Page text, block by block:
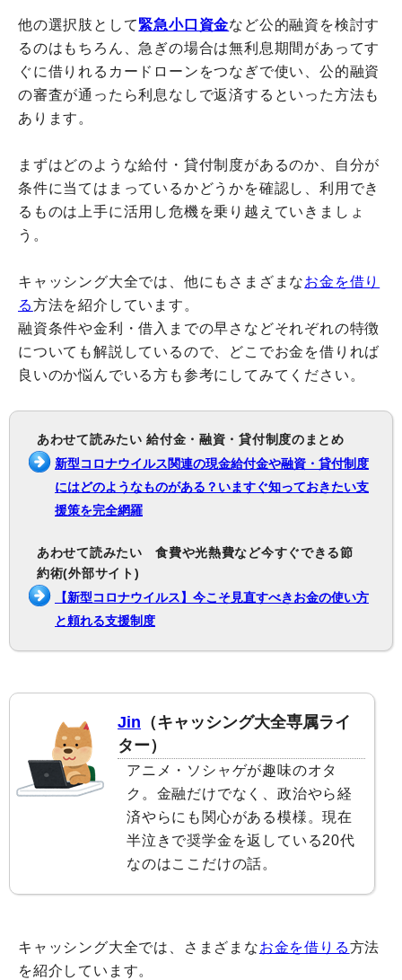
他の選択肢として緊急小口資金など公的融資を検討す
るのはもちろん、急ぎの場合は無利息期間があってす
ぐに借りれるカードローンをつなぎで使い、公的融資
の審査が通ったら利息なしで返済するといった方法も
あります。
まずはどのような給付・貸付制度があるのか、自分が
条件に当てはまっているかどうかを確認し、利用でき
るものは上手に活用し危機を乗り越えていきましょ
う。
キャッシング大全では、他にもさまざまなお金を借り
る方法を紹介しています。
融資条件や金利・借入までの早さなどそれぞれの特徴
についても解説しているので、どこでお金を借りれば
良いのか悩んでいる方も参考にしてみてください。
あわせて読みたい 給付金・融資・貸付制度のまとめ
新型コロナウイルス関連の現金給付金や融資・貸付制度
にはどのようなものがある？いますぐ知っておきたい支
援策を完全網羅
あわせて読みたい 食費や光熱費など今すぐできる節
約術(外部サイト)
【新型コロナウイルス】今こそ見直すべきお金の使い方
と頼れる支援制度
Jin （キャッシング大全専属ライ
ター）
アニメ・ソシャゲが趣味のオタ
ク。金融だけでなく、政治やら経
済やらにも関心がある模様。現在
半泣きで奨学金を返している20代
なのはここだけの話。
キャッシング大全では、さまざまなお金を借りる方法
を紹介しています。